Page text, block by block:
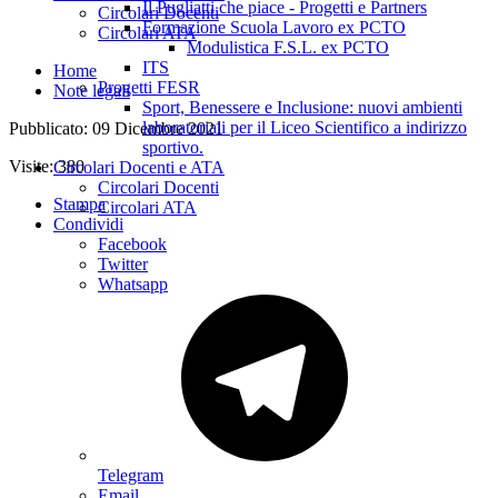
Il Pugliatti che piace - Progetti e Partners
Formazione Scuola Lavoro ex PCTO
Modulistica F.S.L. ex PCTO
ITS
Progetti FESR
Sport, Benessere e Inclusione: nuovi ambienti
laboratoriali per il Liceo Scientifico a indirizzo
sportivo.
Circolari Docenti e ATA
Circolari Docenti
Circolari ATA
Circolari Docenti
Circolari ATA
Home
Note legali
Pubblicato: 09 Dicembre 2021
Visite: 380
Stampa
Condividi
Facebook
Twitter
Whatsapp
Telegram